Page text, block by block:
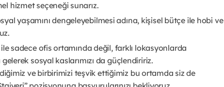
hizmet seçeneği sunarız.
yaşamını dengeleyebilmesi adına, kişisel bütçe ile hobi ve
sadece ofis ortamında değil, farklı lokasyonlarda
sosyal kaslarımızı da güçlendiririz.
ve birbirimizi teşvik ettiğimiz bu ortamda siz de